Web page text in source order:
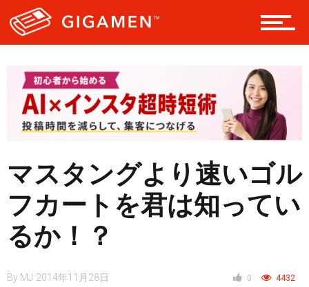
ヘルス・健康
スタイル
仮想通貨
マスタングより速いゴル
フカートを君は知ってい
るか！？
By MJ 2014年11月28日 0 4432